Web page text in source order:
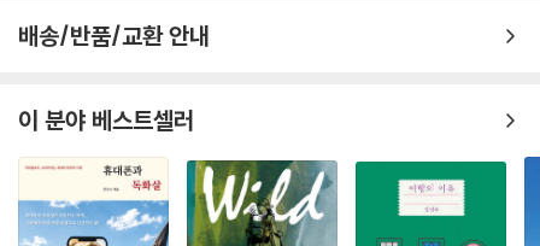
배송/반품/교환 안내
이 분야 베스트셀러